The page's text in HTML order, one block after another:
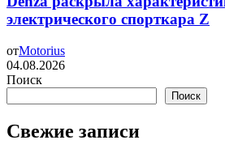
электрического спорткара Z
отMotorius
04.08.2026
Поиск
Поиск
Свежие записи